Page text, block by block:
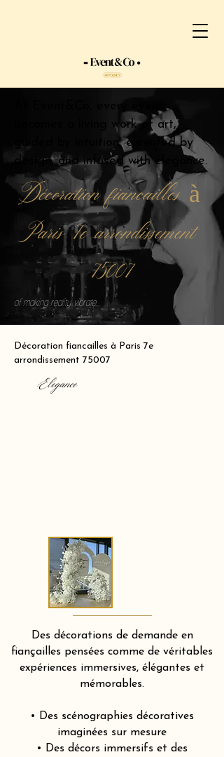
becomes a living work of art,
guided by intuition, elevated by
design, and infused with elegance.
Décoration fiancailles à
Paris 7e arrondissement
75007
of making reality vibrate.
Décoration fiancailles à Paris 7e
arrondissement 75007
Elegance
Des décorations de demande en
fiançailles pensées comme de véritables
expériences immersives, élégantes et
mémorables.
• Des scénographies décoratives
imaginées sur mesure
• Des décors immersifs et des